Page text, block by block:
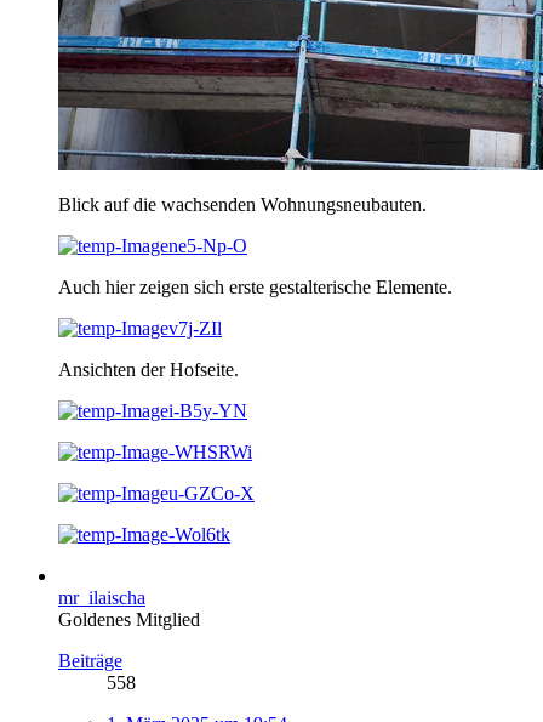
Blick auf die wachsenden Wohnungsneubauten.
Auch hier zeigen sich erste gestalterische Elemente.
Ansichten der Hofseite.
mr_ilaischa
Goldenes Mitglied
Beiträge
558